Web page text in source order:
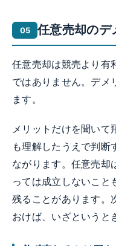
任意売却のデ
任意売却は競売より有
ではありません。デメ
ます。
メリットだけを聞いて
も理解したうえで判断
ながります。任意売却
っては成立しないこと
残ることがあります。
おけば、いざというと